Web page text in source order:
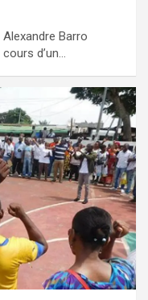
Barro
d’un…